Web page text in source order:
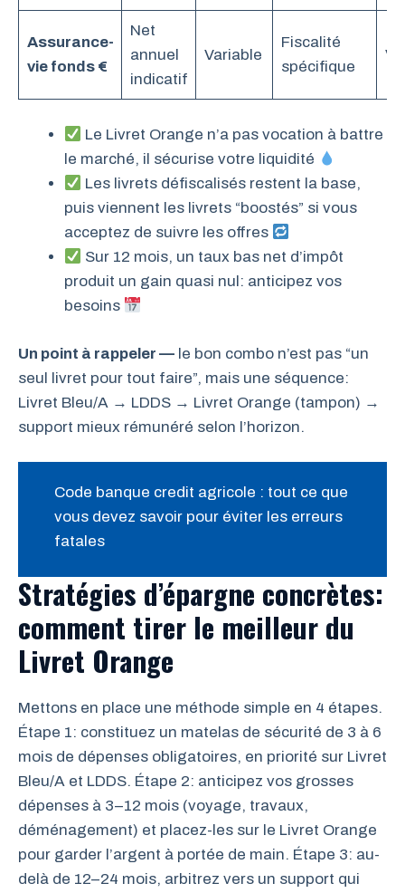
Assurance-
vie fonds €
Net
annuel
indicatif
Variable
Fiscalité
spécifique
Le Livret Orange n’a pas vocation à battre
le marché, il sécurise votre liquidité
Les livrets défiscalisés restent la base,
puis viennent les livrets “boostés” si vous
acceptez de suivre les offres
Sur 12 mois, un taux bas net d’impôt
produit un gain quasi nul: anticipez vos
besoins
Un point à rappeler — le bon combo n’est pas “un
seul livret pour tout faire”, mais une séquence:
Livret Bleu/A → LDDS → Livret Orange (tampon) →
support mieux rémunéré selon l’horizon.
Code banque credit agricole : tout ce que
vous devez savoir pour éviter les erreurs
fatales
Stratégies d’épargne concrètes:
comment tirer le meilleur du
Livret Orange
Mettons en place une méthode simple en 4 étapes.
Étape 1: constituez un matelas de sécurité de 3 à 6
mois de dépenses obligatoires, en priorité sur Livret
Bleu/A et LDDS. Étape 2: anticipez vos grosses
dépenses à 3–12 mois (voyage, travaux,
déménagement) et placez-les sur le Livret Orange
pour garder l’argent à portée de main. Étape 3: au-
delà de 12–24 mois, arbitrez vers un support qui